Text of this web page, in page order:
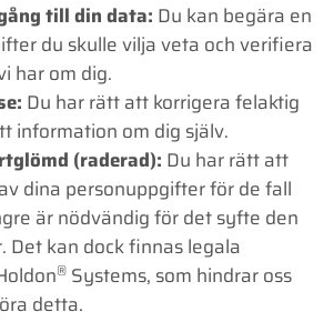
till din data: Du kan begära en
du skulle vilja veta och verifiera
har om dig.
Du har rätt att korrigera felaktig
information om dig själv.
(raderad): Du har rätt att
dina personuppgifter för de fall
är nödvändig för det syfte den
Det kan dock finnas legala
® Systems, som hindrar oss
detta.